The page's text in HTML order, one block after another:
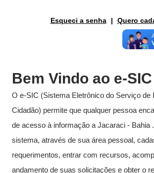
Cidade/Estado
*Campos obrigatórios
Ao iniciar um contato, você
privacidade
Esqueci a senha | Quero
Bem Vindo ao e-SIC
O e-SIC (Sistema Eletrônico do Serviço de
Cidadão) permite que qualquer pessoa
de acesso à informação a Jacaraci - Bahia
sistema, através de sua área pessoal,
requerimentos, entrar com recursos,
andamento de suas solicitações e obter o